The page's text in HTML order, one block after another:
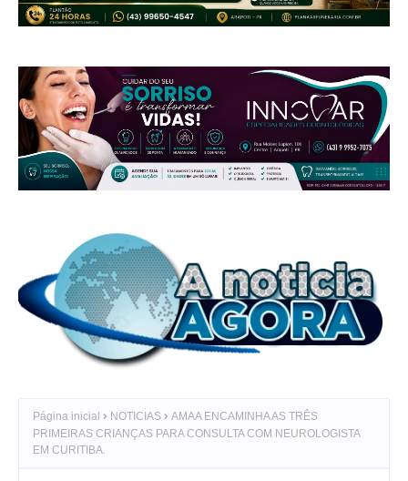
Página inicial NOTICIAS
AMAA ENCAMINHA AS TRÊS
PRIMEIRAS CRIANÇAS PARA CONSULTA COM NEUROLOGISTA
EM CURITIBA.